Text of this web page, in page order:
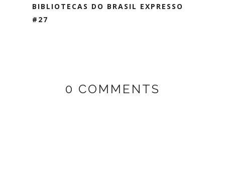
BIBLIOTECAS DO BRASIL EXPRESSO
#27
0 COMMENTS